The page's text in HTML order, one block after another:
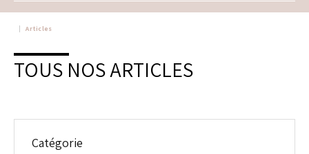
Articles
TOUS NOS ARTICLES
Catégorie